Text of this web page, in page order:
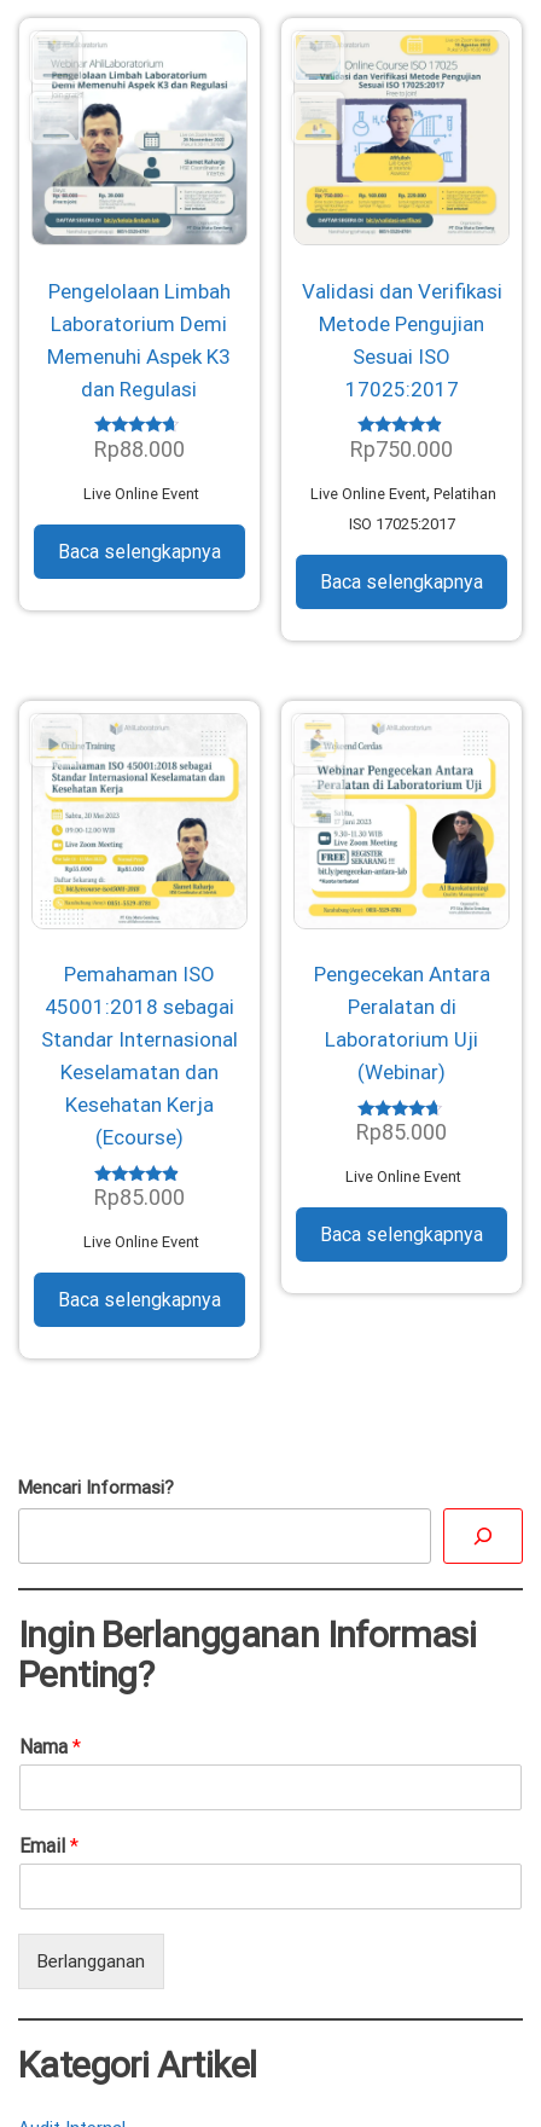
Pengelolaan Limbah
Laboratorium Demi
Memenuhi Aspek K3
dan Regulasi
Dinilai
Rp88.000
Live Online Event
Baca selengkapnya
Validasi dan Verifikasi
Metode Pengujian
Sesuai ISO
17025:2017
Dinilai
Rp750.000
Live Online Event, Pelatihan
ISO 17025:2017
Baca selengkapnya
Pemahaman ISO
45001:2018 sebagai
Standar Internasional
Keselamatan dan
Kesehatan Kerja
(Ecourse)
Dinilai
Rp85.000
Live Online Event
Baca selengkapnya
Pengecekan Antara
Peralatan di
Laboratorium Uji
(Webinar)
Dinilai
Rp85.000
Live Online Event
Baca selengkapnya
Mencari Informasi?
Ingin Berlangganan Informasi
Penting?
Nama *
Email *
Berlangganan
Kategori Artikel